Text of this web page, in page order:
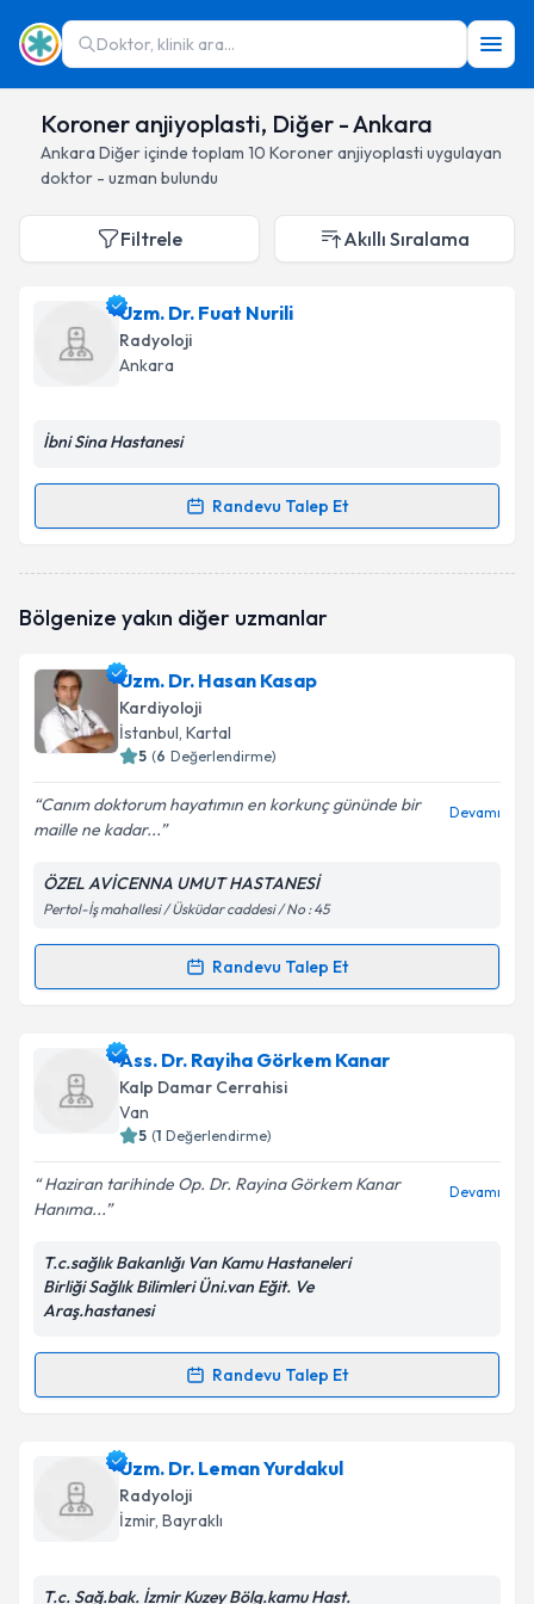
Doktor, klinik ara...
Koroner anjiyoplasti, Diğer - Ankara
Ankara Diğeriçinde toplam 10 Koroner anjiyoplasti uygulayan
doktor - uzman bulundu
Filtrele Akıllı Sıralama
Uzm. Dr. Fuat Nurili
Radyoloji
Ankara
İbni Sina Hastanesi
Randevu Talep Et
Randevu Takvimi Talebi
oluşturun. Size bu uzmandan randevu almanız için bir
E-posta Adresiniz
Kişisel verilerimin işlenmesine ilişkinAydınlatma
Metni'ni okudum ve kişisel verilerimin belirtilen
Bölgenize yakın diğer uzmanlar
Uzm. Dr. Hasan Kasap
Kardiyoloji
İstanbul, Kartal
5 (6 Değerlendirme)
Canım doktorum hayatımın en korkunç gününde bir
maille ne kadar...
Devamı
ÖZEL AVİCENNA UMUT HASTANESİ
Pertol-İş mahallesi / Üsküdar caddesi / No : 45
Randevu Talep Et
Randevu Takvimi Talebi
Uzm. Dr. Hasan Kasapiçin randevu takvimi talebi
oluşturun. Size bu uzmandan randevu almanız için bir
takvim hazırlandığında e-posta ile bilgilendireceğiz.
Kişisel verilerimin işlenmesine ilişkin
Metni'ni okudum ve kişisel verilerimin belirtilen
kapsamda işlenmesini kabul ediyorum.
Takvim Talebini Gönder
Ass. Dr. Rayiha Görkem Kanar
Kalp Damar Cerrahisi
Van
5 (1 Değerlendirme)
Haziran tarihinde Op. Dr. Rayina Görkem Kanar
Hanıma...
Devamı
T.c.sağlık Bakanlığı Van Kamu Hastaneleri
Birliği Sağlık Bilimleri Üni.van Eğit. Ve
Araş.hastanesi
Randevu Talep Et
Randevu Takvimi Talebi
Ass. Dr. Rayiha Görkem Kanariçin randevu takvimi
talebi oluşturun. Size bu uzmandan randevu almanız
için bir takvim hazırlandığında e-posta ile
bilgilendireceğiz.
E-posta Adresiniz
Uzm. Dr. Leman Yurdakul
Radyoloji
İzmir, Bayraklı
T.c. Sağ.bak. İzmir Kuzey Bölg.kamu Hast.